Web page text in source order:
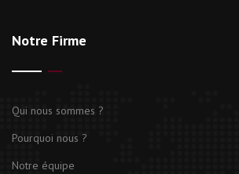
Notre Firme
Qui nous sommes ?
Pourquoi nous ?
Notre équipe